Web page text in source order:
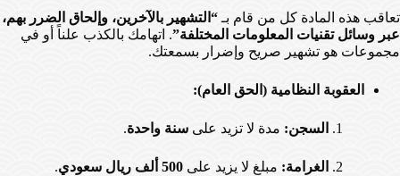
تعاقب هذه المادة كل من قام بـ “التشهير بالآخرين، وإلحاق الضرر بهم،
عبر وسائل تقنيات المعلومات المختلفة”. اتهامك بالكذب علناً أو في
مجموعات هو تشهير صريح وإضرار بسمعتك.
العقوبة النظامية (الحق العام):
السجن: مدة لا تزيد على سنة واحدة.
الغرامة: مبلغ لا يزيد على 500 ألف ريال سعودي .